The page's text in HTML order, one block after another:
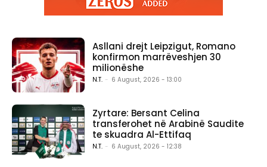
Asllani drejt Leipzigut, Romano
konfirmon marrëveshjen 30
milionëshe
N.T. - 6 August, 2026 - 13:00
Zyrtare: Bersant Celina
transferohet në Arabinë Saudite
te skuadra Al-Ettifaq
N.T. - 6 August, 2026 - 12:38